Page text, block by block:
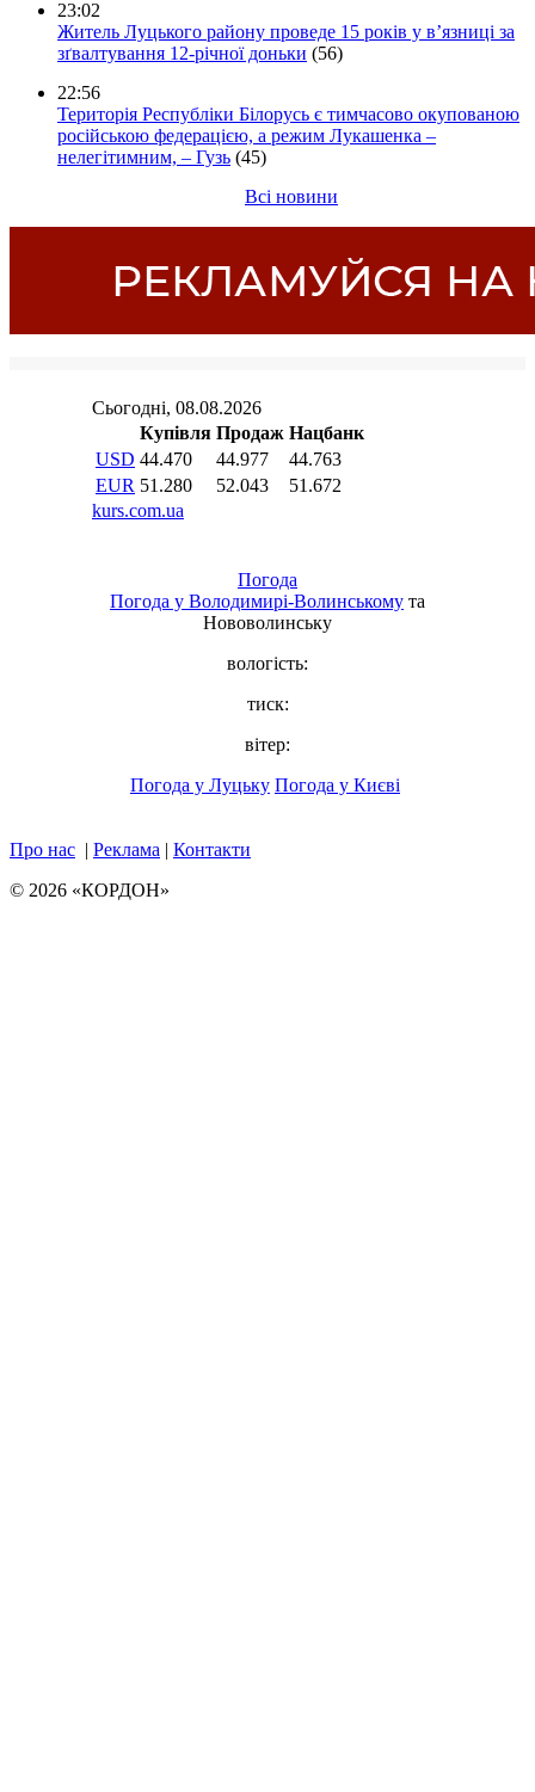
23:02
Житель Луцького району проведе 15 років у в’язниці за
зґвалтування 12-річної доньки (56)
22:56
Територія Республіки Білорусь є тимчасово окупованою
російською федерацією, а режим Лукашенка –
нелегітимним, – Гузь (45)
Всі новини
Погода
Погода у Володимирі-Волинському та
Нововолинську
вологість:
тиск:
вітер:
Погода у Луцьку Погода у Києві
Про нас | Реклама | Контакти
© 2026 «КОРДОН»